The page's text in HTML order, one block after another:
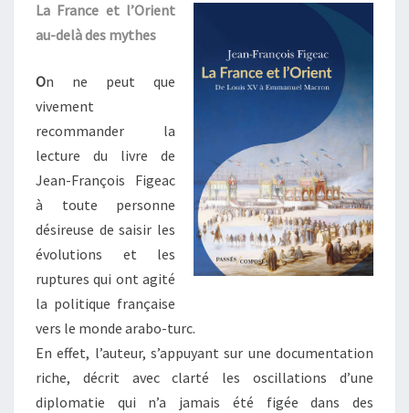
EMMANUEL
MACRON
La France et l’Orient
au-delà des mythes
On ne peut que
vivement
recommander la
lecture du livre de
Jean-François Figeac
à toute personne
désireuse de saisir les
évolutions et les
ruptures qui ont agité
la politique française
vers le monde arabo-turc.
En effet, l’auteur, s’appuyant sur une documentation
riche, décrit avec clarté les oscillations d’une
diplomatie qui n’a jamais été figée dans des